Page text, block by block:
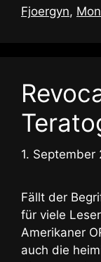
Fjoergyn,
1. September
Fällt der
für viele
Amerikaner
auch die